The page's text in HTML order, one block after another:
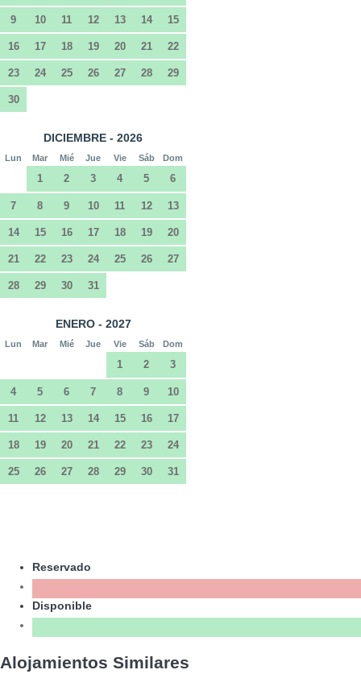
9 10 11 12 13 14 15
16 17 18 19 20 21 22
23 24 25 26 27 28 29
30
DICIEMBRE - 2026
Lun Mar Mié Jue Vie Sáb Dom
1 2 3 4 5 6
7 8 9 10 11 12 13
14 15 16 17 18 19 20
21 22 23 24 25 26 27
28 29 30 31
ENERO - 2027
Lun Mar Mié Jue Vie Sáb Dom
1 2 3
4 5 6 7 8 9 10
11 12 13 14 15 16 17
18 19 20 21 22 23 24
25 26 27 28 29 30 31
Reservado
Disponible
Alojamientos Similares